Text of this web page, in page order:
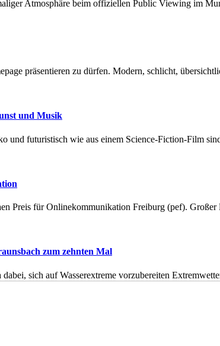
Atmosphäre beim offiziellen Public Viewing im
präsentieren zu dürfen. Modern, schlicht,
und Musik
und futuristisch wie aus einem Science-Fiction-Film
Preis für Onlinekommunikation Freiburg (pef).
zum zehnten Mal
sich auf Wasserextreme vorzubereiten